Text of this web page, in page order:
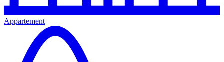
Appartement